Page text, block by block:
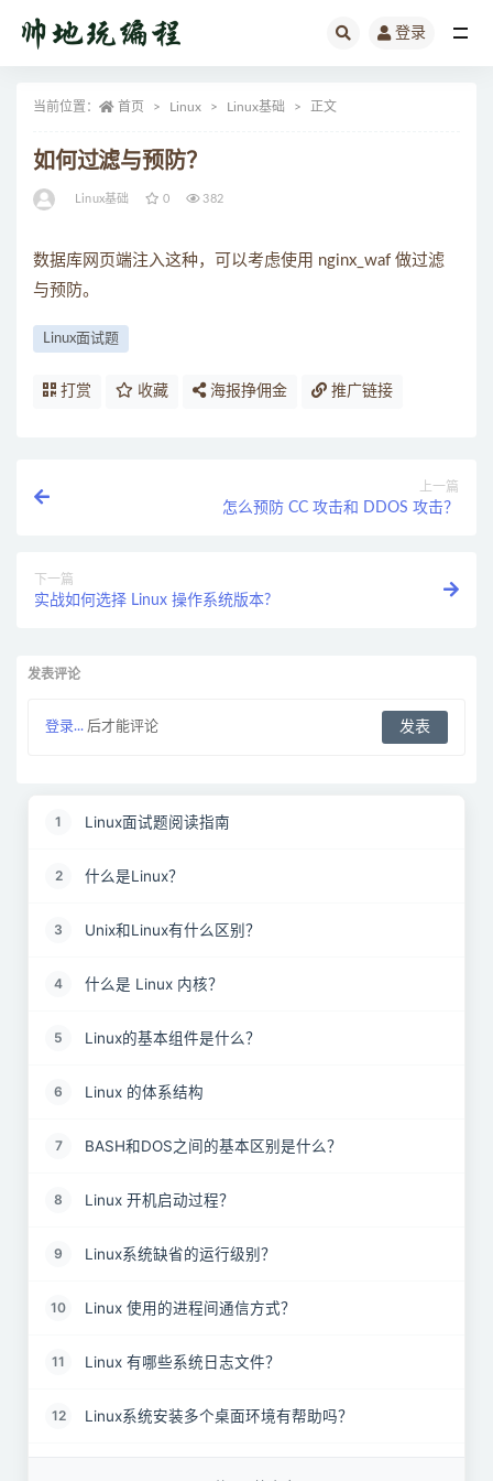
登录
当前位置： 首页 Linux Linux基础 正文
如何过滤与预防？
Linux基础 0 382
数据库网页端注入这种，可以考虑使用 nginx_waf 做过滤
与预防。
Linux面试题
打赏 收藏 海报挣佣金 推广链接
上一篇
怎么预防 CC 攻击和 DDOS 攻击？
下一篇
实战如何选择 Linux 操作系统版本?
发表评论
登录... 后才能评论
1 Linux面试题阅读指南
2 什么是Linux？
3 Unix和Linux有什么区别？
4 什么是 Linux 内核？
5 Linux的基本组件是什么？
6 Linux 的体系结构
7 BASH和DOS之间的基本区别是什么？
8 Linux 开机启动过程？
9 Linux系统缺省的运行级别？
10 Linux 使用的进程间通信方式？
11 Linux 有哪些系统日志文件？
12 Linux系统安装多个桌面环境有帮助吗？